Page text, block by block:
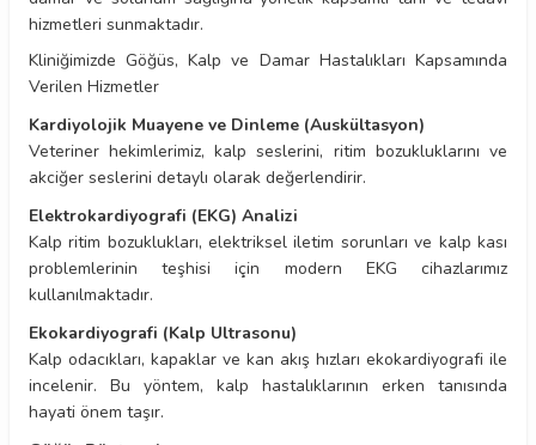
hizmetleri sunmaktadır.
Kliniğimizde Göğüs, Kalp ve Damar Hastalıkları Kapsamında
Verilen Hizmetler
Kardiyolojik Muayene ve Dinleme (Auskültasyon)
Veteriner hekimlerimiz, kalp seslerini, ritim bozukluklarını ve
akciğer seslerini detaylı olarak değerlendirir.
Elektrokardiyografi (EKG) Analizi
Kalp ritim bozuklukları, elektriksel iletim sorunları ve kalp kası
problemlerinin teşhisi için modern EKG cihazlarımız
kullanılmaktadır.
Ekokardiyografi (Kalp Ultrasonu)
Kalp odacıkları, kapaklar ve kan akış hızları ekokardiyografi ile
incelenir. Bu yöntem, kalp hastalıklarının erken tanısında
hayati önem taşır.